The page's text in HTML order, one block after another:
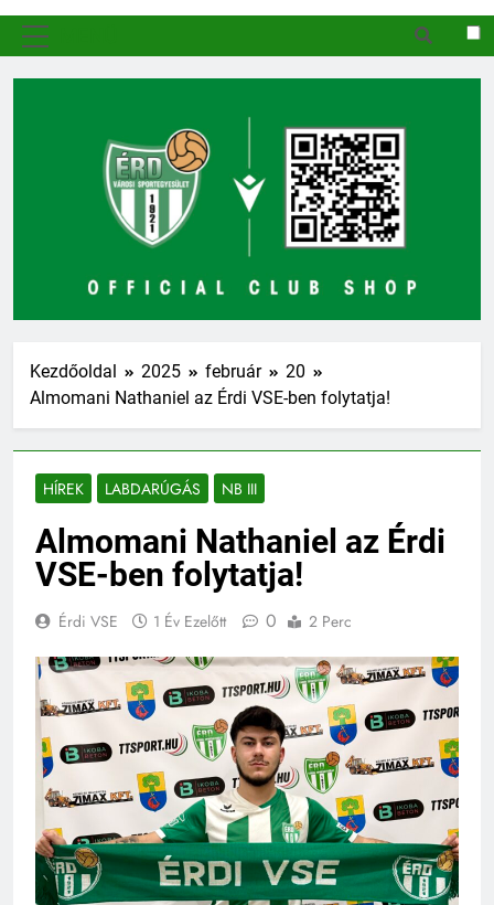
Kezdőoldal 2025 február
20
Almomani Nathaniel az Érdi VSE-ben folytatja!
HÍREK LABDARÚGÁS NB III
Almomani Nathaniel az Érdi
VSE-ben folytatja!
Érdi VSE 1 Év Ezelőtt 0 2 Perc